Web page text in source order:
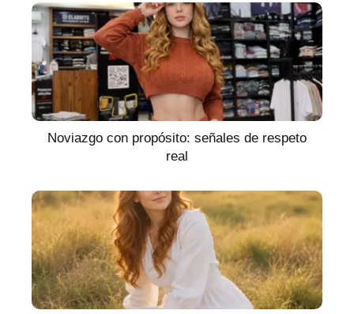
Noviazgo con propósito: señales de respeto
real